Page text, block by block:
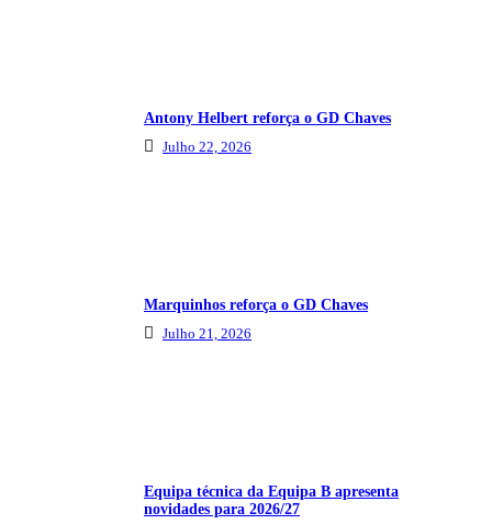
Antony Helbert reforça o GD Chaves
Julho 22, 2026
Marquinhos reforça o GD Chaves
Julho 21, 2026
Equipa técnica da Equipa B apresenta
novidades para 2026/27